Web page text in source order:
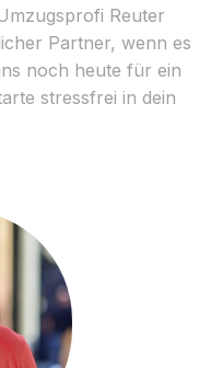
Reuter
Partner, wenn es
noch heute für ein
stressfrei in dein